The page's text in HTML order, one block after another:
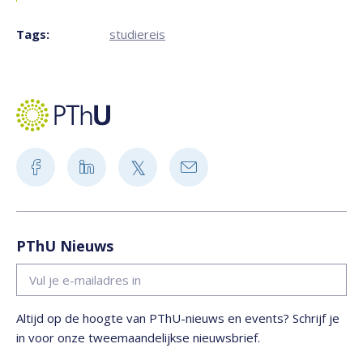
Tags: studiereis
PThU Nieuws
Altijd op de hoogte van PThU-nieuws en events? Schrijf je
in voor onze tweemaandelijkse nieuwsbrief.